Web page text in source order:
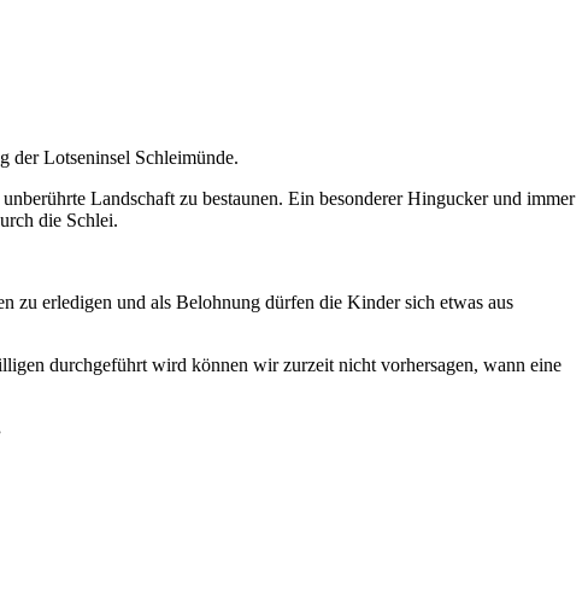
der Lotseninsel Schleimünde.
Landschaft zu bestaunen. Ein besonderer Hingucker und immer
die Schlei.
zu erledigen und als Belohnung dürfen die Kinder sich etwas aus
durchgeführt wird können wir zurzeit nicht vorhersagen, wann eine